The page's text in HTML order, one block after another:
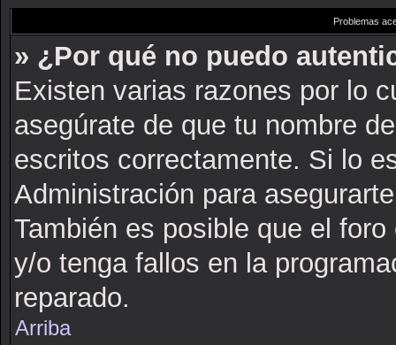
Problemas
» ¿Por qué no puedo
Existen varias razones por lo
asegúrate de que tu nombre
escritos correctamente. Si lo
Administración para
También es posible que el
y/o tenga fallos en la
reparado.
Arriba